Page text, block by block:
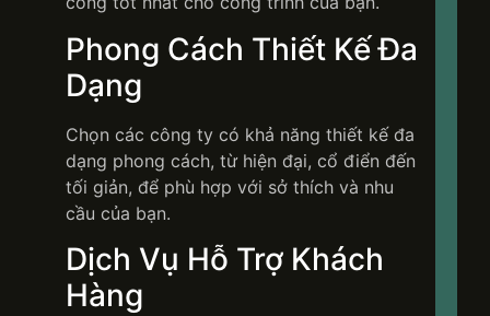
Phong Cách Thiết Kế Đa
Dạng
Chọn các công ty có khả năng thiết kế đa
dạng phong cách, từ hiện đại, cổ điển đến
tối giản, để phù hợp với sở thích và nhu
cầu của bạn.
Dịch Vụ Hỗ Trợ Khách
Hàng